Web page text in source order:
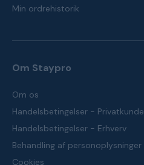
Min ordrehistorik
Om Staypro
Om os
Handelsbetingelser - Privatkunde
Handelsbetingelser - Erhverv
Behandling af personoplysninger
Cookies